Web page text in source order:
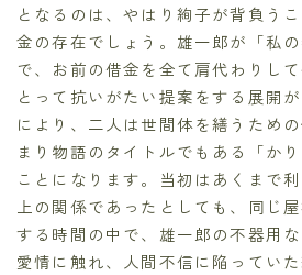
となるのは、やはり絢子が背負う
金の存在でしょう。雄一郎が「私
で、お前の借金を全て肩代わりし
とって抗いがたい提案をする展開
により、二人は世間体を繕うため
まり物語のタイトルでもある「か
ことになります。当初はあくまで
上の関係であったとしても、同じ
する時間の中で、雄一郎の不器用
愛情に触れ、人間不信に陥ってい